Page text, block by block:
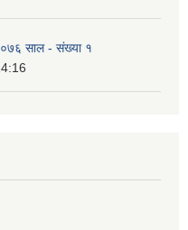
साल - संख्या १